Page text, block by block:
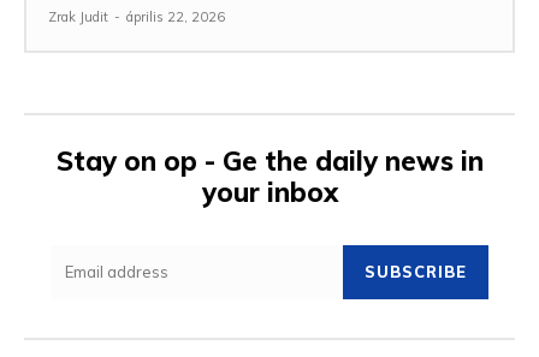
Zrak Judit - április 22, 2026
Stay on op - Ge the daily news in
your inbox
SUBSCRIBE